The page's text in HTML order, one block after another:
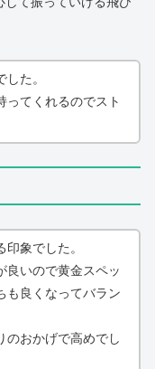
た。
ってくれるのでスト
象でした。
良いので黄金スペッ
も良くなってバラン
のおかげで高めでし